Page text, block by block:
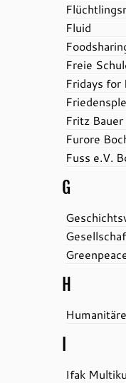
Fluid
Freie
Fridays for
Fritz
Furore
Fuss e.V.
G
H
Ifak